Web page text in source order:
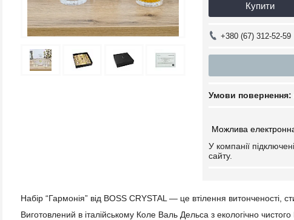
Купити
+380 (67) 312-52-59
У компанії
сайту.
Набір “Гармонія” від BOSS CRYSTAL — це втілення витонченості,
Виготовлений в італійському Коле Валь Дельса з екологічно